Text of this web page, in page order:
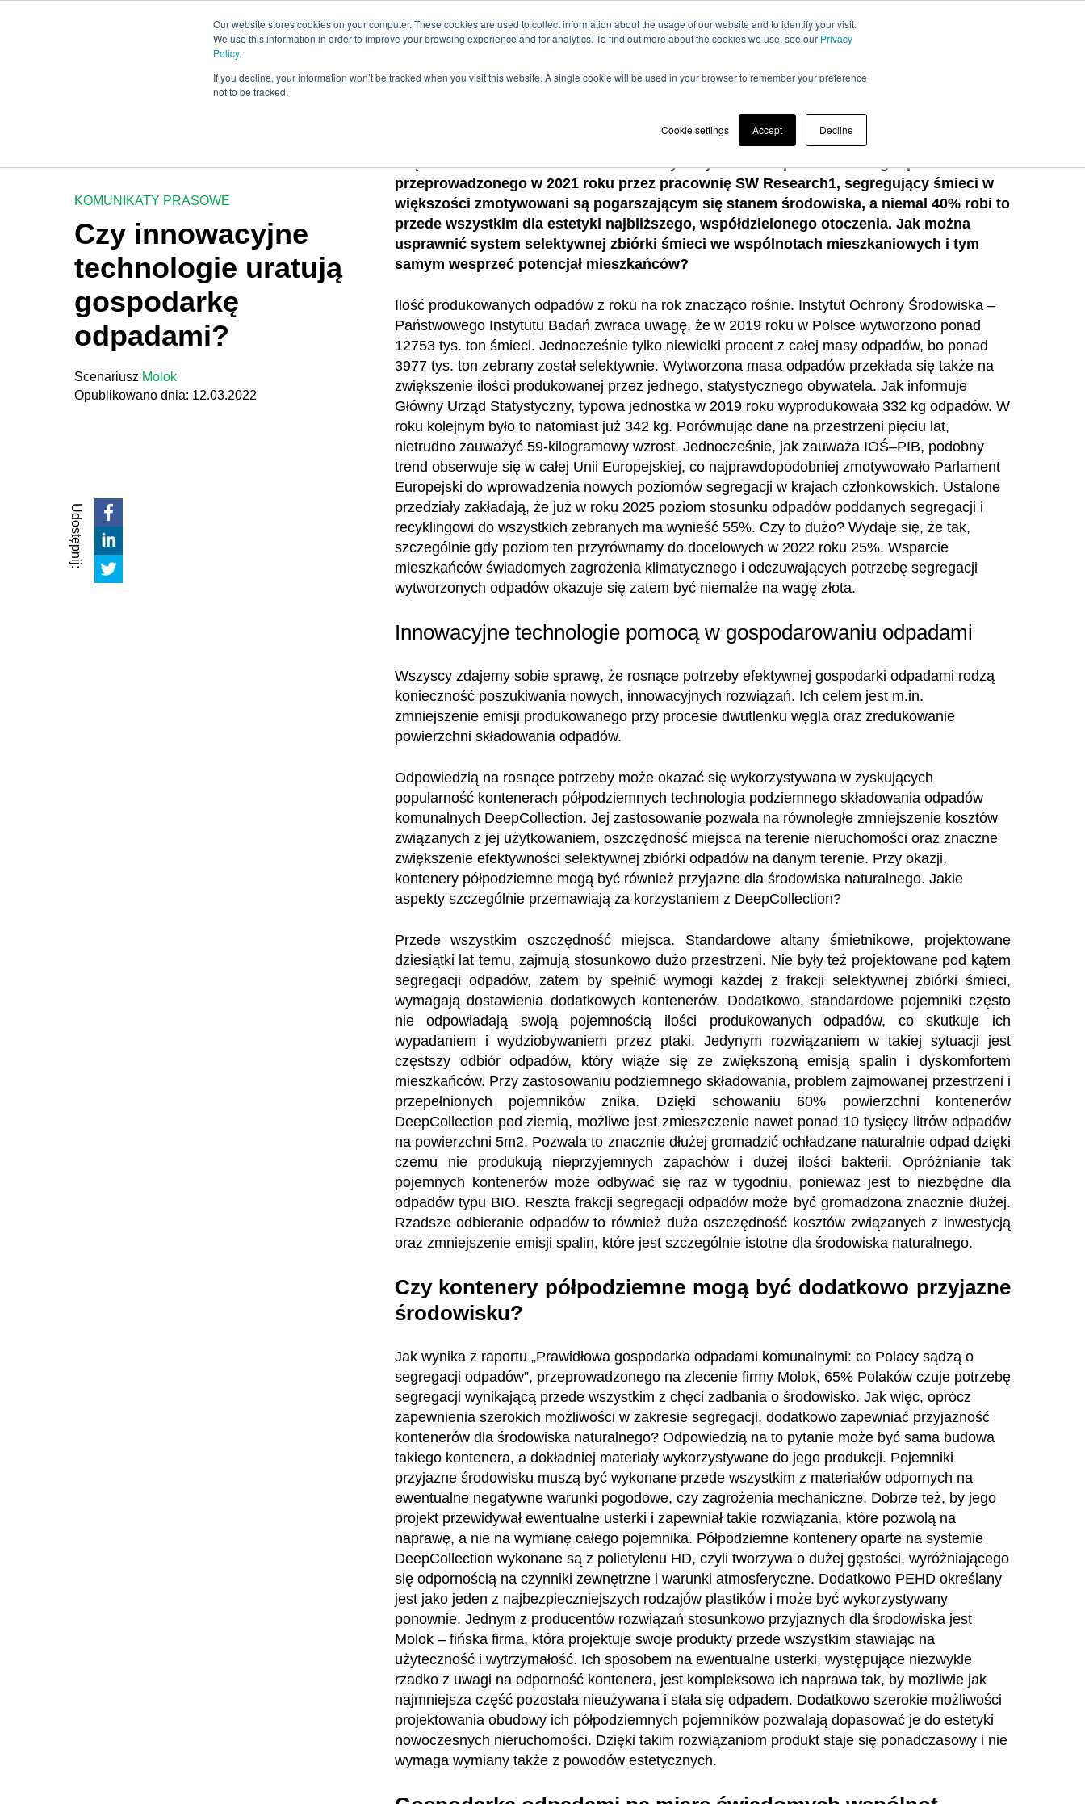
Our website stores cookies on your computer. These cookies are used to collect information about the usage of our website and to identify your visit.
We use this information in order to improve your browsing experience and for analytics. To find out more about the cookies we use, see our Privacy
Policy.
If you decline, your information won’t be tracked when you visit this website. A single cookie will be used in your browser to remember your preference
not to be tracked.
Cookie settings Accept Decline
KONTAKT BLOG MOLOK
Korzyści i zasady Poznaj
KOMUNIKATY PRASOWE
Czy innowacyjne
technologie uratują
gospodarkę
odpadami?
Scenariusz Molok
Opublikowano dnia: 12.03.2022
Udostępnij:
Z roku na rok świadomość zagrożenia środowiska naturalnego rośnie, a wraz z nią także
przeprowadzonego w 2021 roku przez pracownię SW Research1, segregujący śmieci w
większości zmotywowani są pogarszającym się stanem środowiska, a niemal 40% robi to
przede wszystkim dla estetyki najbliższego, współdzielonego otoczenia. Jak można
usprawnić system selektywnej zbiórki śmieci we wspólnotach mieszkaniowych i tym
samym wesprzeć potencjał mieszkańców?
Ilość produkowanych odpadów z roku na rok znacząco rośnie. Instytut Ochrony Środowiska –
Państwowego Instytutu Badań zwraca uwagę, że w 2019 roku w Polsce wytworzono ponad
12753 tys. ton śmieci. Jednocześnie tylko niewielki procent z całej masy odpadów, bo ponad
3977 tys. ton zebrany został selektywnie. Wytworzona masa odpadów przekłada się także na
zwiększenie ilości produkowanej przez jednego, statystycznego obywatela. Jak informuje
Główny Urząd Statystyczny, typowa jednostka w 2019 roku wyprodukowała 332 kg odpadów. W
roku kolejnym było to natomiast już 342 kg. Porównując dane na przestrzeni pięciu lat,
nietrudno zauważyć 59-kilogramowy wzrost. Jednocześnie, jak zauważa IOŚ–PIB, podobny
trend obserwuje się w całej Unii Europejskiej, co najprawdopodobniej zmotywowało Parlament
Europejski do wprowadzenia nowych poziomów segregacji w krajach członkowskich. Ustalone
przedziały zakładają, że już w roku 2025 poziom stosunku odpadów poddanych segregacji i
recyklingowi do wszystkich zebranych ma wynieść 55%. Czy to dużo? Wydaje się, że tak,
szczególnie gdy poziom ten przyrównamy do docelowych w 2022 roku 25%. Wsparcie
mieszkańców świadomych zagrożenia klimatycznego i odczuwających potrzebę segregacji
wytworzonych odpadów okazuje się zatem być niemalże na wagę złota.
Innowacyjne technologie pomocą w gospodarowaniu odpadami
Wszyscy zdajemy sobie sprawę, że rosnące potrzeby efektywnej gospodarki odpadami rodzą
konieczność poszukiwania nowych, innowacyjnych rozwiązań. Ich celem jest m.in.
zmniejszenie emisji produkowanego przy procesie dwutlenku węgla oraz zredukowanie
powierzchni składowania odpadów.
Odpowiedzią na rosnące potrzeby może okazać się wykorzystywana w zyskujących
popularność kontenerach półpodziemnych technologia podziemnego składowania odpadów
komunalnych DeepCollection. Jej zastosowanie pozwala na równoległe zmniejszenie kosztów
związanych z jej użytkowaniem, oszczędność miejsca na terenie nieruchomości oraz znaczne
zwiększenie efektywności selektywnej zbiórki odpadów na danym terenie. Przy okazji,
kontenery półpodziemne mogą być również przyjazne dla środowiska naturalnego. Jakie
aspekty szczególnie przemawiają za korzystaniem z DeepCollection?
Przede wszystkim oszczędność miejsca. Standardowe altany śmietnikowe, projektowane
dziesiątki lat temu, zajmują stosunkowo dużo przestrzeni. Nie były też projektowane pod kątem
segregacji odpadów, zatem by spełnić wymogi każdej z frakcji selektywnej zbiórki śmieci,
wymagają dostawienia dodatkowych kontenerów. Dodatkowo, standardowe pojemniki często
nie odpowiadają swoją pojemnością ilości produkowanych odpadów, co skutkuje ich
wypadaniem i wydziobywaniem przez ptaki. Jedynym rozwiązaniem w takiej sytuacji jest
częstszy odbiór odpadów, który wiąże się ze zwiększoną emisją spalin i dyskomfortem
mieszkańców. Przy zastosowaniu podziemnego składowania, problem zajmowanej przestrzeni i
przepełnionych pojemników znika. Dzięki schowaniu 60% powierzchni kontenerów
DeepCollection pod ziemią, możliwe jest zmieszczenie nawet ponad 10 tysięcy litrów odpadów
na powierzchni 5m2. Pozwala to znacznie dłużej gromadzić ochładzane naturalnie odpad dzięki
czemu nie produkują nieprzyjemnych zapachów i dużej ilości bakterii. Opróżnianie tak
pojemnych kontenerów może odbywać się raz w tygodniu, ponieważ jest to niezbędne dla
odpadów typu BIO. Reszta frakcji segregacji odpadów może być gromadzona znacznie dłużej.
Rzadsze odbieranie odpadów to również duża oszczędność kosztów związanych z inwestycją
oraz zmniejszenie emisji spalin, które jest szczególnie istotne dla środowiska naturalnego.
Czy kontenery półpodziemne mogą być dodatkowo przyjazne
środowisku?
Jak wynika z raportu „Prawidłowa gospodarka odpadami komunalnymi: co Polacy sądzą o
segregacji odpadów”, przeprowadzonego na zlecenie firmy Molok, 65% Polaków czuje potrzebę
segregacji wynikającą przede wszystkim z chęci zadbania o środowisko. Jak więc, oprócz
zapewnienia szerokich możliwości w zakresie segregacji, dodatkowo zapewniać przyjazność
kontenerów dla środowiska naturalnego? Odpowiedzią na to pytanie może być sama budowa
takiego kontenera, a dokładniej materiały wykorzystywane do jego produkcji. Pojemniki
przyjazne środowisku muszą być wykonane przede wszystkim z materiałów odpornych na
ewentualne negatywne warunki pogodowe, czy zagrożenia mechaniczne. Dobrze też, by jego
projekt przewidywał ewentualne usterki i zapewniał takie rozwiązania, które pozwolą na
naprawę, a nie na wymianę całego pojemnika. Półpodziemne kontenery oparte na systemie
DeepCollection wykonane są z polietylenu HD, czyli tworzywa o dużej gęstości, wyróżniającego
się odpornością na czynniki zewnętrzne i warunki atmosferyczne. Dodatkowo PEHD określany
jest jako jeden z najbezpieczniejszych rodzajów plastików i może być wykorzystywany
ponownie. Jednym z producentów rozwiązań stosunkowo przyjaznych dla środowiska jest
Molok – fińska firma, która projektuje swoje produkty przede wszystkim stawiając na
użyteczność i wytrzymałość. Ich sposobem na ewentualne usterki, występujące niezwykle
rzadko z uwagi na odporność kontenera, jest kompleksowa ich naprawa tak, by możliwie jak
najmniejsza część pozostała nieużywana i stała się odpadem. Dodatkowo szerokie możliwości
projektowania obudowy ich półpodziemnych pojemników pozwalają dopasować je do estetyki
nowoczesnych nieruchomości. Dzięki takim rozwiązaniom produkt staje się ponadczasowy i nie
wymaga wymiany także z powodów estetycznych.